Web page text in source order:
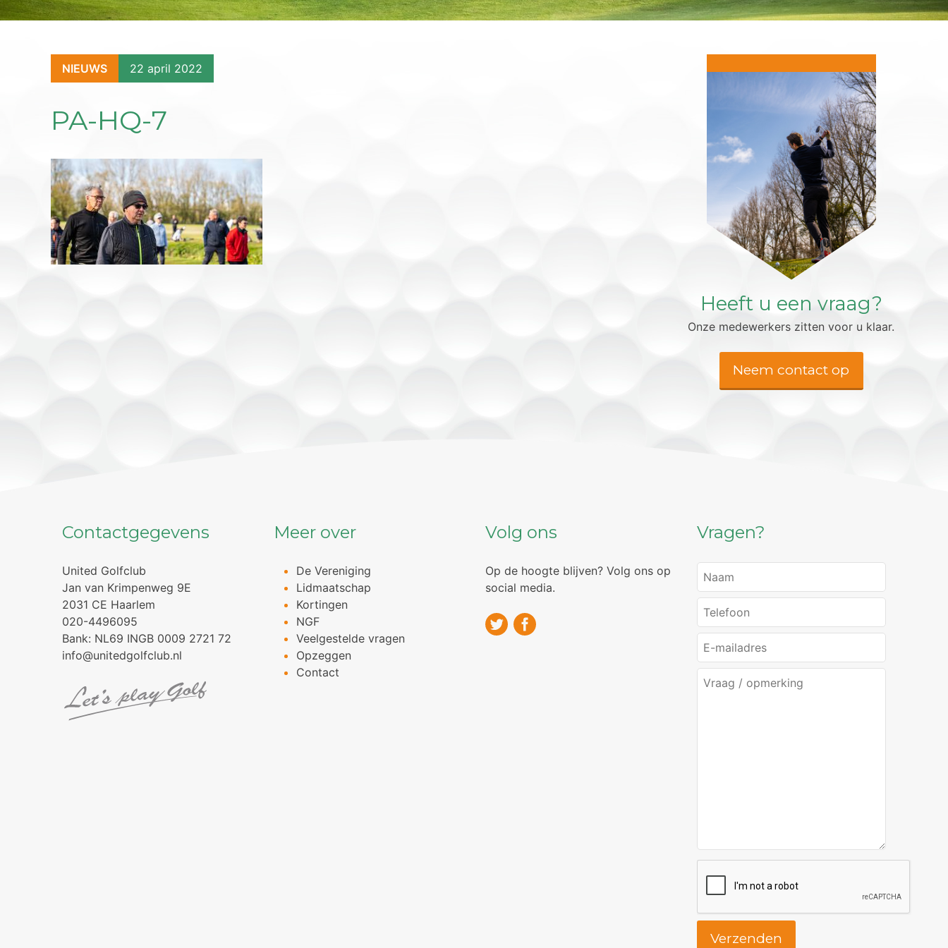
NIEUWS 22 april 2022
PA-HQ-7
Heeft u een vraag?
Onze medewerkers zitten voor u klaar.
Neem contact op
Contactgegevens
United Golfclub
Jan van Krimpenweg 9E
2031 CE Haarlem
020-4496095
Bank: NL69 INGB 0009 2721 72
info@unitedgolfclub.nl
Meer over
De Vereniging
Lidmaatschap
Kortingen
NGF
Veelgestelde vragen
Opzeggen
Contact
Volg ons
Op de hoogte blijven? Volg ons op
social media.
Vragen?
Verzenden